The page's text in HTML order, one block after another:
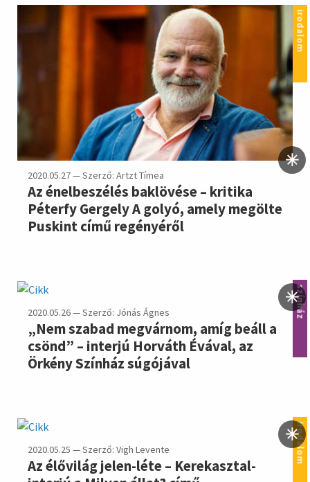
irodalom
2020.05.27 — Szerző: Artzt Tímea
Az énelbeszélés baklövése – kritika
Péterfy Gergely A golyó, amely megölte
Puskint című regényéről
színház
2020.05.26 — Szerző: Jónás Ágnes
„Nem szabad megvárnom, amíg beáll a
csönd” – interjú Horváth Évával, az
Örkény Színház súgójával
irodalom
2020.05.25 — Szerző: Vigh Levente
Az élővilág jelen-léte – Kerekasztal-